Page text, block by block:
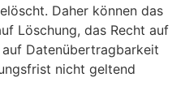
Daher können das
Löschung, das Recht auf
Datenübertragbarkeit
nicht geltend